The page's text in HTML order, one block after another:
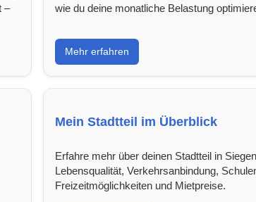
–
wie du deine monatliche Belastung
Mehr erfahren
Mein Stadtteil im Überblick
Erfahre mehr über deinen Stadtteil in
Lebensqualität, Verkehrsanbindung,
Freizeitmöglichkeiten und Mietpreise.